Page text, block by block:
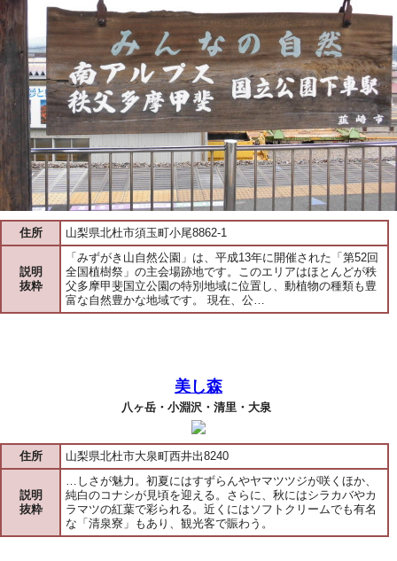
住所 山梨県北杜市須玉町小尾8862-1
説明
抜粋
「みずがき山自然公園」は、平成13年に開催された「第52回
全国植樹祭」の主会場跡地です。このエリアはほとんどが秩
父多摩甲斐国立公園の特別地域に位置し、動植物の種類も豊
富な自然豊かな地域です。 現在、公…
美し森
八ヶ岳・小淵沢・清里・大泉
住所 山梨県北杜市大泉町西井出8240
説明
抜粋
…しさが魅力。初夏にはすずらんやヤマツツジが咲くほか、
純白のコナシが見頃を迎える。さらに、秋にはシラカバやカ
ラマツの紅葉で彩られる。近くにはソフトクリームでも有名
な「清泉寮」もあり、観光客で賑わう。